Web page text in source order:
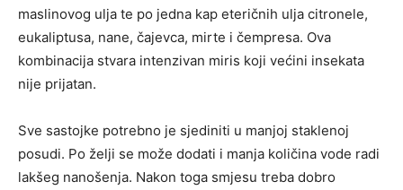
maslinovog ulja te po jedna kap eteričnih ulja citronele,
eukaliptusa, nane, čajevca, mirte i čempresa. Ova
kombinacija stvara intenzivan miris koji većini insekata
nije prijatan.
Sve sastojke potrebno je sjediniti u manjoj staklenoj
posudi. Po želji se može dodati i manja količina vode radi
lakšeg nanošenja. Nakon toga smjesu treba dobro